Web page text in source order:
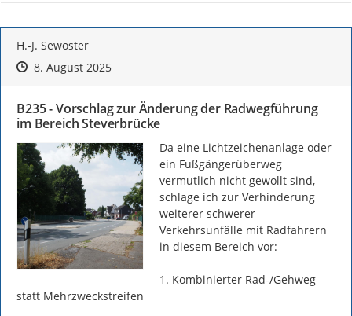
H.-J. Sewöster
Zeitpunkt des Erstellens
Zeitpunkt des Erstellens
8. August 2025Zur Äußerung
B235 - Vorschlag zur Änderung der Radwegführung
im Bereich Steverbrücke
Da eine Lichtzeichenanlage oder
ein Fußgängerüberweg
vermutlich nicht gewollt sind,
schlage ich zur Verhinderung
weiterer schwerer
Verkehrsunfälle mit Radfahrern
in diesem Bereich vor:
1. Kombinierter Rad-/Gehweg
statt Mehrzweckstreifen